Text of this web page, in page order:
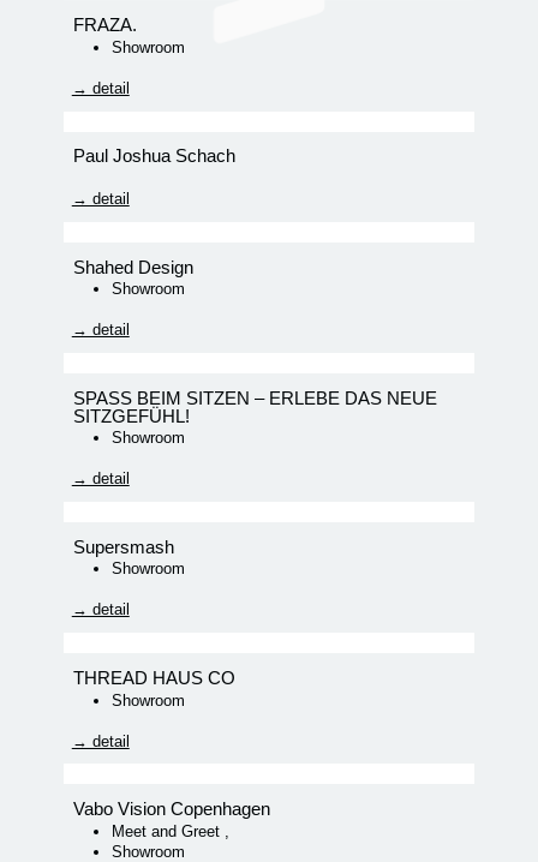
FRAZA.
Showroom
→ detail
Paul Joshua Schach
→ detail
Shahed Design
Showroom
→ detail
SPASS BEIM SITZEN – ERLEBE DAS NEUE
SITZGEFÜHL!
Showroom
→ detail
Supersmash
Showroom
→ detail
THREAD HAUS CO
Showroom
→ detail
Vabo Vision Copenhagen
Meet and Greet
Showroom